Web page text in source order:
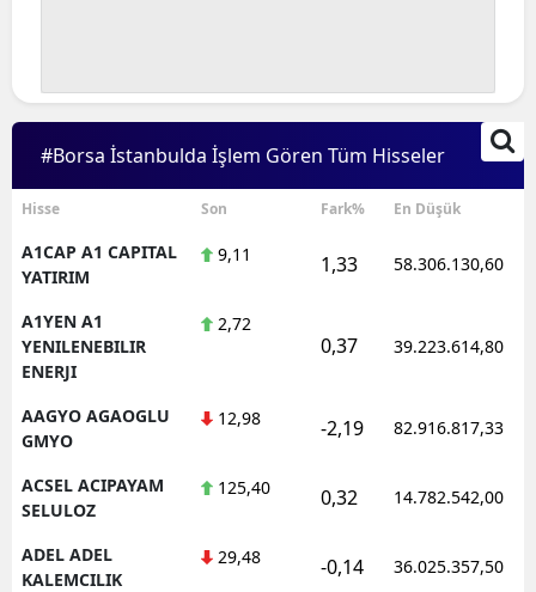
#Borsa İstanbulda İşlem Gören Tüm Hisseler
Hisse Son Fark% En Düşük
A1CAP A1 CAPITAL
YATIRIM
9,11 1,33 58.306.130,60
A1YEN A1
YENILENEBILIR
ENERJI
2,72
0,37 39.223.614,80
AAGYO AGAOGLU
GMYO
12,98 -2,19 82.916.817,33
ACSEL ACIPAYAM
SELULOZ
125,40 0,32 14.782.542,00
ADEL ADEL
KALEMCILIK
29,48 -0,14 36.025.357,50